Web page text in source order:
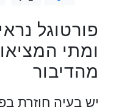
פורטוגל
ומתי
מהדיבור
יש בעיה חוזרת